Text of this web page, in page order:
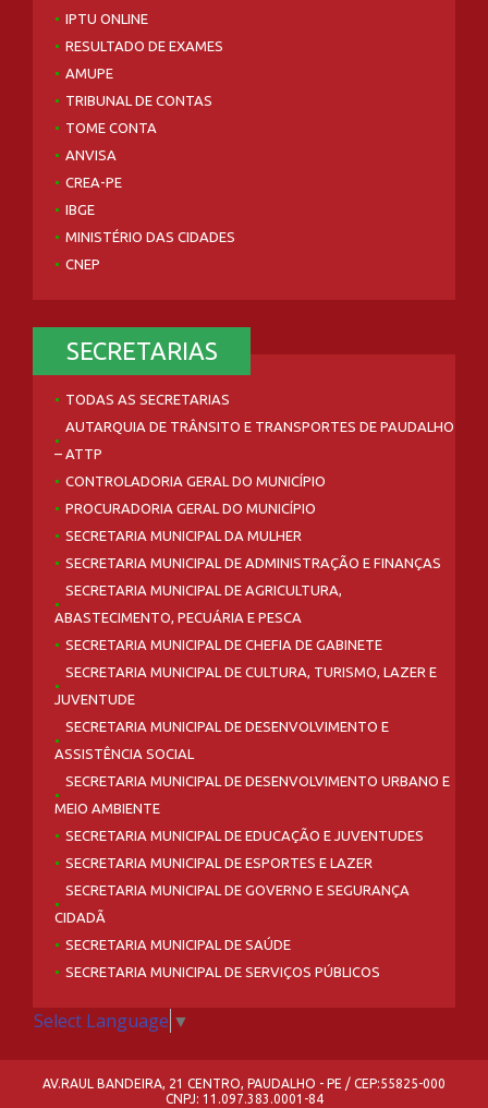
IPTU ONLINE
RESULTADO DE EXAMES
AMUPE
TRIBUNAL DE CONTAS
TOME CONTA
ANVISA
CREA-PE
IBGE
MINISTÉRIO DAS CIDADES
CNEP
SECRETARIAS
TODAS AS SECRETARIAS
AUTARQUIA DE TRÂNSITO E TRANSPORTES DE PAUDALHO
– ATTP
CONTROLADORIA GERAL DO MUNICÍPIO
PROCURADORIA GERAL DO MUNICÍPIO
SECRETARIA MUNICIPAL DA MULHER
SECRETARIA MUNICIPAL DE ADMINISTRAÇÃO E FINANÇAS
SECRETARIA MUNICIPAL DE AGRICULTURA,
ABASTECIMENTO, PECUÁRIA E PESCA
SECRETARIA MUNICIPAL DE CHEFIA DE GABINETE
SECRETARIA MUNICIPAL DE CULTURA, TURISMO, LAZER E
JUVENTUDE
SECRETARIA MUNICIPAL DE DESENVOLVIMENTO E
ASSISTÊNCIA SOCIAL
SECRETARIA MUNICIPAL DE DESENVOLVIMENTO URBANO E
MEIO AMBIENTE
SECRETARIA MUNICIPAL DE EDUCAÇÃO E JUVENTUDES
SECRETARIA MUNICIPAL DE ESPORTES E LAZER
SECRETARIA MUNICIPAL DE GOVERNO E SEGURANÇA
CIDADÃ
SECRETARIA MUNICIPAL DE SAÚDE
SECRETARIA MUNICIPAL DE SERVIÇOS PÚBLICOS
Select Language ▼
AV.RAUL BANDEIRA, 21 CENTRO, PAUDALHO - PE / CEP:55825-000
CNPJ: 11.097.383.0001-84